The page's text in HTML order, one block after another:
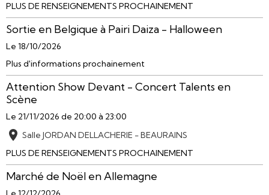
PLUS DE RENSEIGNEMENTS PROCHAINEMENT
Sortie en Belgique à Pairi Daiza - Halloween
Le 18/10/2026
Plus d'informations prochainement
Attention Show Devant - Concert Talents en
Scène
Le 21/11/2026 de 20:00 à 23:00
Salle JORDAN DELLACHERIE - BEAURAINS
PLUS DE RENSEIGNEMENTS PROCHAINEMENT
Marché de Noël en Allemagne